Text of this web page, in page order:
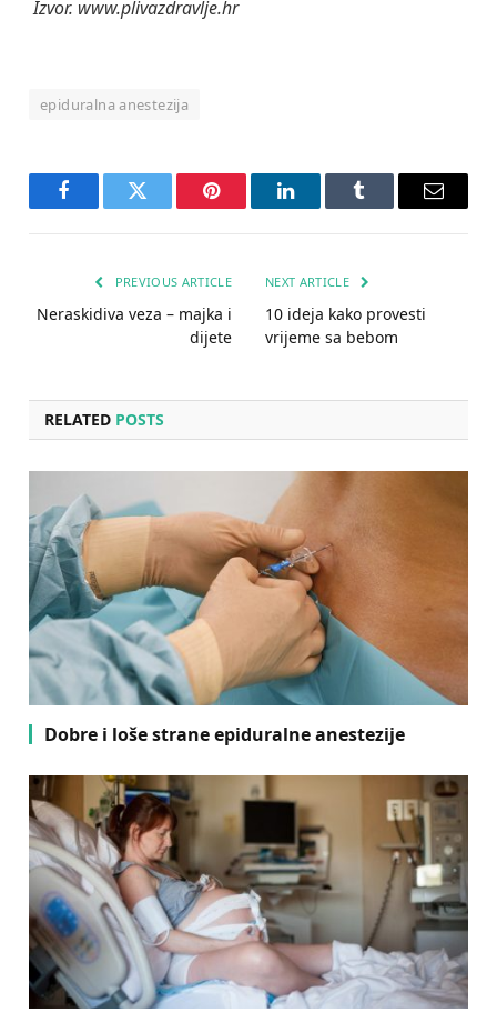
Izvor. www.plivazdravlje.hr
epiduralna anestezija
FacebookTwitter Pinterest LinkedInTumblr Email
PREVIOUS ARTICLE
Neraskidiva veza – majka i
dijete
NEXT ARTICLE
10 ideja kako provesti
vrijeme sa bebom
RELATED POSTS
Dobre i loše strane epiduralne anestezije